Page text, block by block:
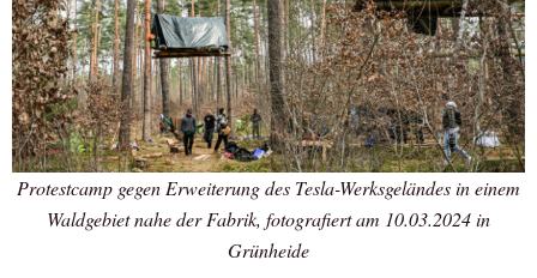
Protestcamp gegen Erweiterung des Tesla-Werksgeländes in einem
Waldgebiet nahe der Fabrik, fotografiert am 10.03.2024 in
Grünheide